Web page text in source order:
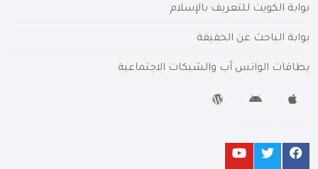
بوابة الكويت للتعريف بالإسلام
بوابة الباحث عن الحقيقة
بطاقات الواتس آب والشبكات الاجتماعية